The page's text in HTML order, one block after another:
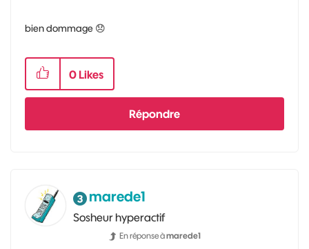
bien dommage 😞
0 Likes
Répondre
marede1
Sosheur hyperactif
En réponse àmarede1